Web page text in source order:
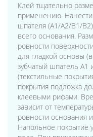
Клей тщательно
применению.
шпателя (А1/А2/В1/
всего основания.
ровности
для гладкой основы
зубчатый шпатель А1
(текстильные
покрытия подложка
клеевыми рифами.
зависит от
ровности основания
Напольное покрытие